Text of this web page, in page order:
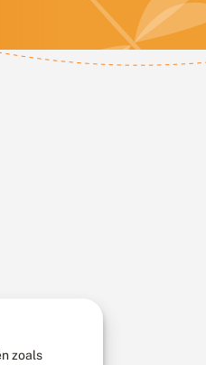
zoals